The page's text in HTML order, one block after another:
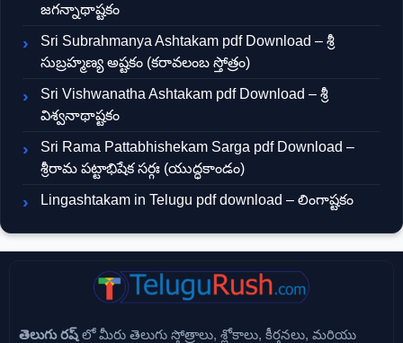
జగన్నాథాష్టకం
Sri Subrahmanya Ashtakam pdf Download – శ్రీ
సుబ్రహ్మణ్య అష్టకం (కరావలంబ స్తోత్రం)
Sri Vishwanatha Ashtakam pdf Download – శ్రీ
విశ్వనాథాష్టకం
Sri Rama Pattabhishekam Sarga pdf Download –
శ్రీరామ పట్టాభిషేక సర్గః (యుద్ధకాండం)
Lingashtakam in Telugu pdf download – లింగాష్టకం
తెలుగు రష్ లో మీరు తెలుగు స్తోత్రాలు, శ్లోకాలు, కీర్తనలు, మరియు